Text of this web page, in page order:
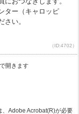
ター（キャロッピ
さい。
（ID:4702）
開きます
Adobe Acrobat(R)が必要